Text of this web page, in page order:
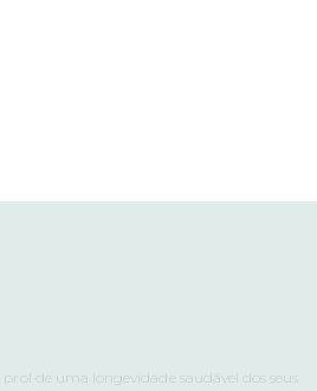
de uma longevidade saudável dos seus